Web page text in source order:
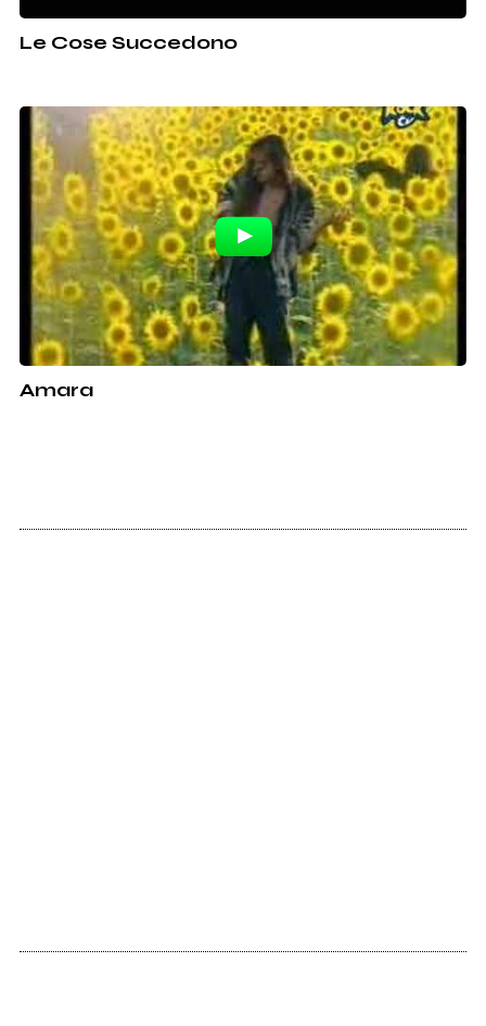
Le Cose Succedono
Amara